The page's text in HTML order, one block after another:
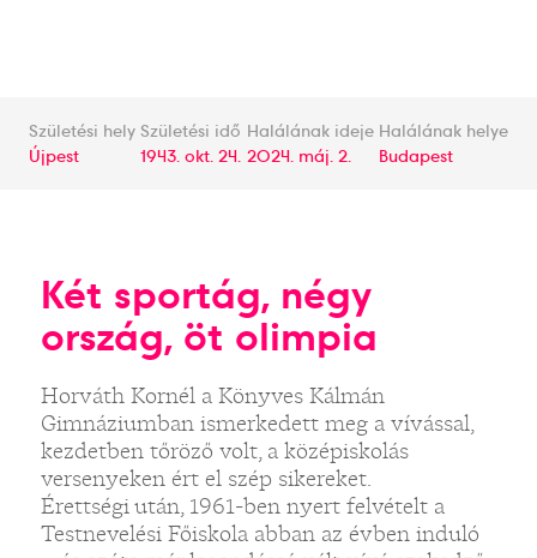
Születési hely
Újpest
Születési idő
1943. okt. 24.
Halálának ideje
2024. máj. 2.
Halálának helye
Budapest
Két sportág, négy
ország, öt olimpia
Horváth Kornél a Könyves Kálmán
Gimnáziumban ismerkedett meg a vívással,
kezdetben tőröző volt, a középiskolás
versenyeken ért el szép sikereket.
Érettségi után, 1961-ben nyert felvételt a
Testnevelési Főiskola abban az évben induló